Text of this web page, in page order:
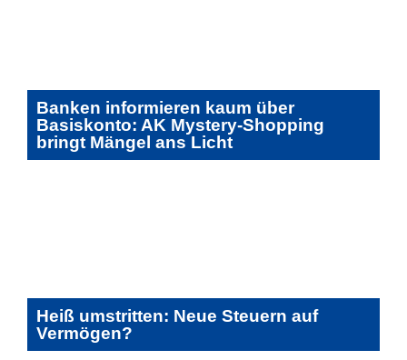
Banken informieren kaum über
Basiskonto: AK Mystery-Shopping
bringt Mängel ans Licht
Heiß umstritten: Neue Steuern auf
Vermögen?